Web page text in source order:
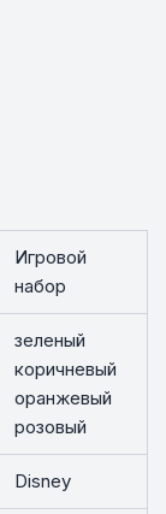
Игровой
набор
зеленый
коричневый
оранжевый
розовый
Disney